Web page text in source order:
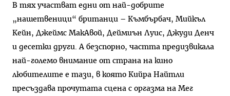
В тях участват едни от най-добрите
„нашетвеници“ британци – Къмбърбач, Мийкъл
Кейн, Джеймс МакАвой, Деймиън Луис, Джуди Денч
и десетки други. А безспорно, частта предизвикала
най-големо внимание от страна на кино
любителите е тази, в която Кийра Найтли
пресъздава прочутата сцена с оргазма на Мег